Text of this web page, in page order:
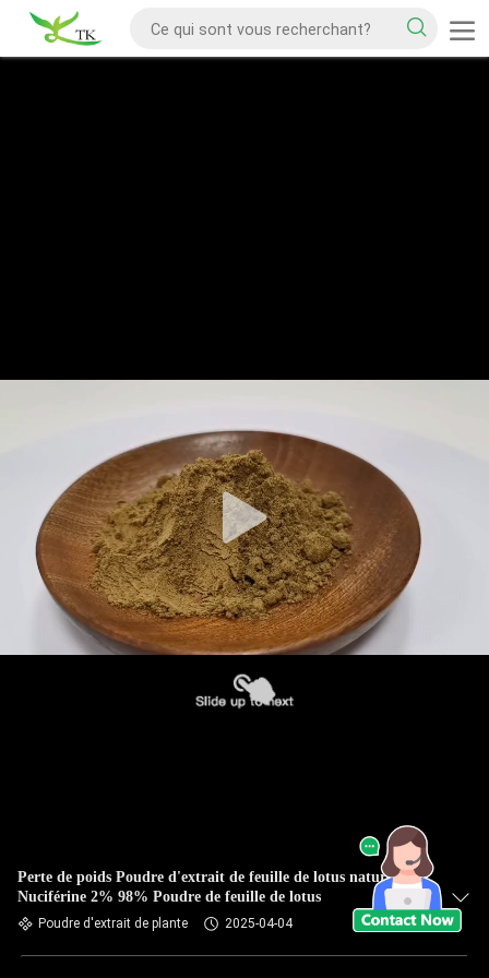
Perte de poids Poudre d'extrait de feuille de lotus naturel
Nuciférine 2% 98% Poudre de feuille de lotus
Poudre d'extrait de plante 2025-04-04